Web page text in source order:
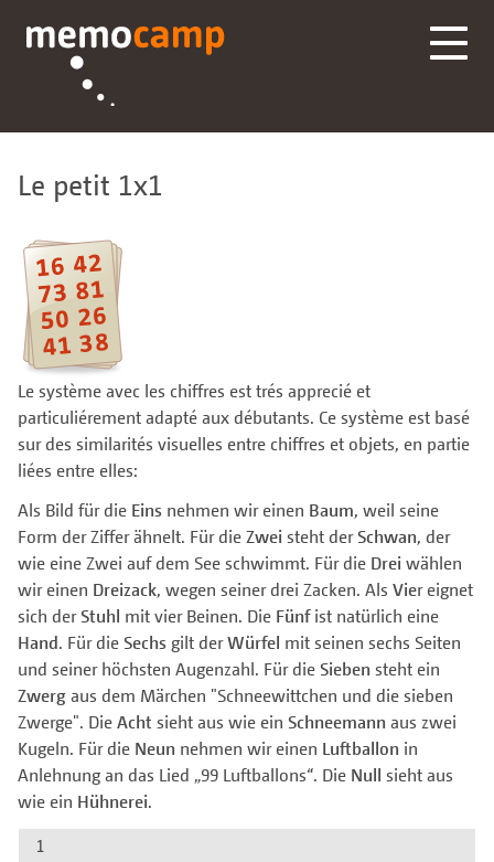
Le petit 1x1
Le système avec les chiffres est trés apprecié et
particuliérement adapté aux débutants. Ce système est basé
sur des similarités visuelles entre chiffres et objets, en partie
liées entre elles:
Als Bild für die Eins nehmen wir einen Baum, weil seine
Form der Ziffer ähnelt. Für die Zwei steht derSchwan, der
wie eine Zwei auf dem See schwimmt. Für die Drei wählen
wir einen Dreizack, wegen seiner drei Zacken. Als Vier eignet
sich derStuhl mit vier Beinen. Die Fünfist natürlich eine
Hand. Für die Sechs gilt derWürfel mit seinen sechs Seiten
und seiner höchsten Augenzahl. Für die Sieben steht ein
Zwerg aus dem Märchen "Schneewittchen und die sieben
Zwerge". Die Acht sieht aus wie ein Schneemann aus zwei
Kugeln. Für die Neun nehmen wir einen Luftballon in
Anlehnung an das Lied „99 Luftballons“. Die Null sieht aus
wie ein Hühnerei.
1